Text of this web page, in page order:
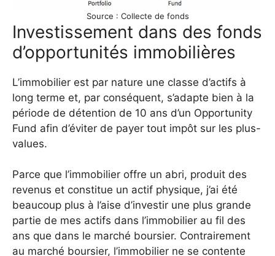
Source : Collecte de fonds
Investissement dans des fonds
d’opportunités immobilières
L’immobilier est par nature une classe d’actifs à
long terme et, par conséquent, s’adapte bien à la
période de détention de 10 ans d’un Opportunity
Fund afin d’éviter de payer tout impôt sur les plus-
values.
Parce que l’immobilier offre un abri, produit des
revenus et constitue un actif physique, j’ai été
beaucoup plus à l’aise d’investir une plus grande
partie de mes actifs dans l’immobilier au fil des
ans que dans le marché boursier. Contrairement
au marché boursier, l’immobilier ne se contente